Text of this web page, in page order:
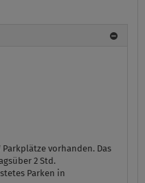
Parkplätze vorhanden. Das
2 Std.
Parken in